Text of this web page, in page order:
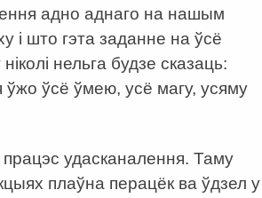
адно аднаго на нашым
і што гэта заданне на ўсё
нельга будзе сказаць:
ўжо ўсё ўмею, усё магу, усяму
удасканалення. Таму
плаўна перацёк ва ўдзел у